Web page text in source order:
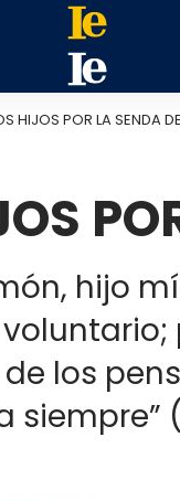
HIJOS POR LA SENDA
hijo
los